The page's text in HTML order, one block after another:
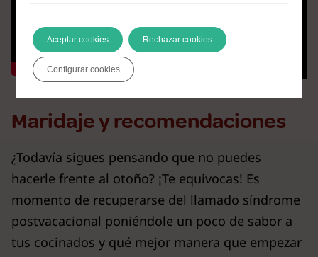
Maridaje y recomendaciones
¿Todavía sigues pensando que no puedes
hacerle frente al otoño? ¡Te equivocas! Es
momento de recuperarse del llamado síndrome
postvacacional poniéndole un poco de sabor a
tus cocinados y qué mejor manera que empezar
Aceptar cookies Rechazar cookies
Configurar cookies